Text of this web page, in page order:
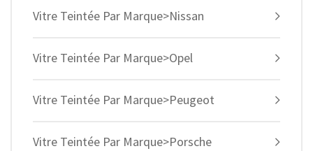
Vitre Teintée Par Marque>Nissan
Vitre Teintée Par Marque>Opel
Vitre Teintée Par Marque>Peugeot
Vitre Teintée Par Marque>Porsche